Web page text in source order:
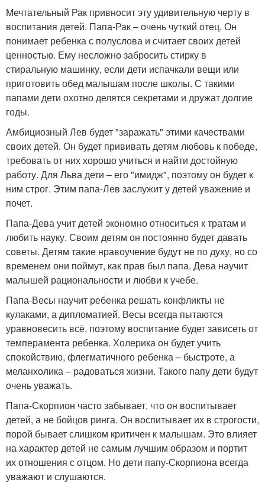
Мечтательный Рак привносит эту удивительную черту в
воспитания детей. Папа-Рак – очень чуткий отец. Он
понимает ребенка с полуслова и считает своих детей
ценностью. Ему несложно забросить стирку в
стиральную машинку, если дети испачкали вещи или
приготовить обед малышам после школы. С такими
папами дети охотно делятся секретами и дружат долгие
годы.
Амбициозный Лев будет "заражать" этими качествами
своих детей. Он будет прививать детям любовь к победе,
требовать от них хорошо учиться и найти достойную
работу. Для Льва дети – его "имидж", поэтому он будет к
ним строг. Этим папа-Лев заслужит у детей уважение и
почет.
Папа-Дева учит детей экономно относиться к тратам и
любить науку. Своим детям он постоянно будет давать
советы. Детям такие нравоучение будут не по духу, но со
временем они поймут, как прав был папа. Дева научит
малышей рациональности и любви к учебе.
Папа-Весы научит ребенка решать конфликты не
кулаками, а дипломатией. Весы всегда пытаются
уравновесить всё, поэтому воспитание будет зависеть от
темперамента ребенка. Холерика он будет учить
спокойствию, флегматичного ребенка – быстроте, а
меланхолика – радоваться жизни. Такого папу дети будут
очень уважать.
Папа-Скорпион часто забывает, что он воспитывает
детей, а не бойцов ринга. Он воспитывает их в строгости,
порой бывает слишком критичен к малышам. Это влияет
на характер детей не самым лучшим образом и портит
их отношения с отцом. Но дети папу-Скорпиона всегда
уважают и слушаются.